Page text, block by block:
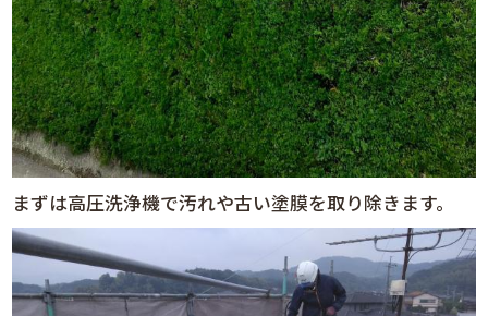
まずは高圧洗浄機で汚れや古い塗膜を取り除きます。